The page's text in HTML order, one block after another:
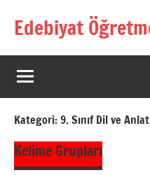
Edebiyat
Türkçe,
Türk
Dili
ve
Öğretmenlerinin
Sitesi
Kategori:9. Sınıf Dil ve
Kelime Grupları